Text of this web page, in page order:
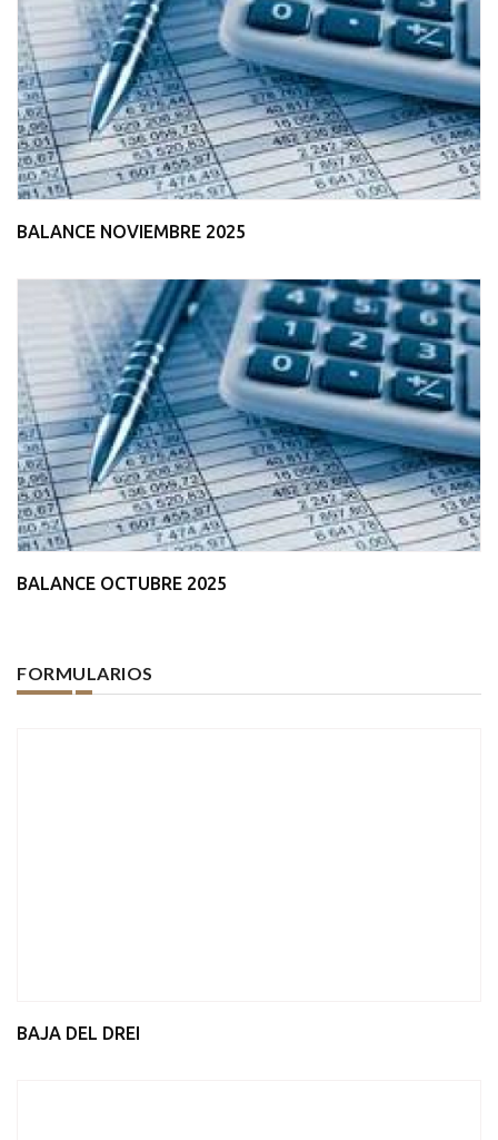
BALANCE NOVIEMBRE 2025
BALANCE OCTUBRE 2025
FORMULARIOS
BAJA DEL DREI